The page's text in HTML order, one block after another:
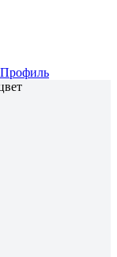
Профиль